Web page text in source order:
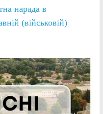
нарада в
(військовій)